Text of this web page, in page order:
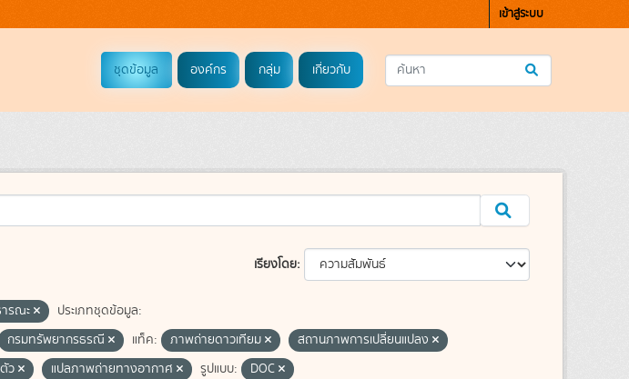
เข้าสู่ระบบ
ชุดข้อมูล องค์กร กลุ่ม เกี่ยวกับ
เรียงโดย
รณะ
ประเภทชุดข้อมูล:
กรมทรัพยากรธรณี แท็ค: ภาพถ่ายดาวเทียม
สถานภาพการเปลี่ยนแปลง
ว แปลภาพถ่ายทางอากาศ รูปแบบ: DOC